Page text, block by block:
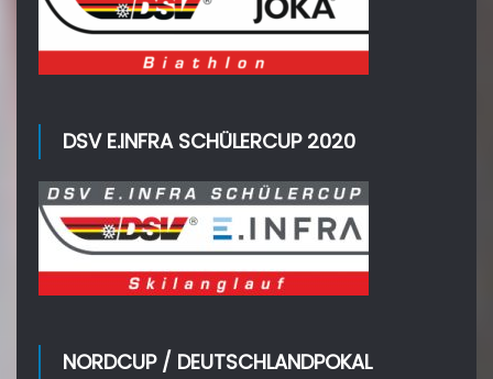
DSV E.INFRA SCHÜLERCUP 2020
NORDCUP / DEUTSCHLANDPOKAL